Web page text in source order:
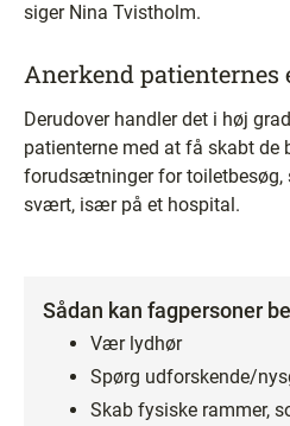
siger Nina Tvistholm.
Anerkend patienternes
Derudover handler det i høj
patienterne med at få skabt de
forudsætninger for toiletbesøg,
svært, især på et hospital.
Sådan kan fagpersoner
Vær lydhør
Spørg udforskende/
Skab fysiske rammer,